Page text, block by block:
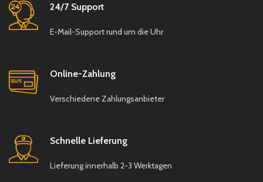
24/7 Support
E-Mail-Support rund um die Uhr
Online-Zahlung
Verschiedene Zahlungsanbieter
Schnelle Lieferung
Lieferung innerhalb 2-3 Werktagen